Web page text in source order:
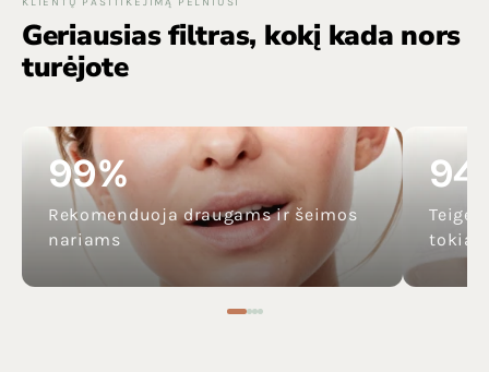
Geriausias filtras, kokį kada nors
turėjote
99%
Rekomenduoja draugams ir šeimos
nariams
Teigė,
tokia